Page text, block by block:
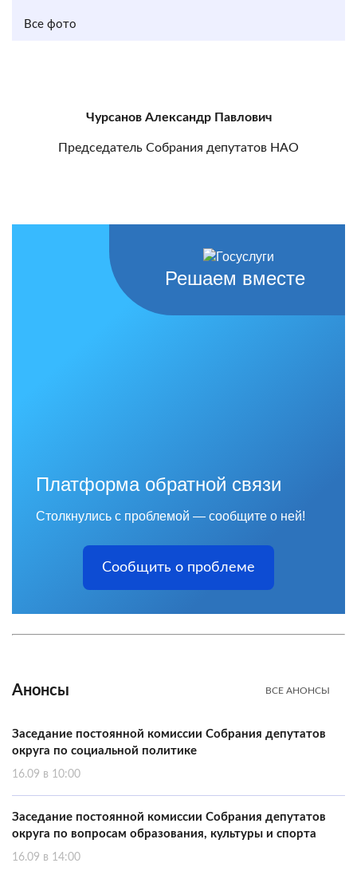
Все фото
Чурсанов Александр Павлович
Председатель Собрания депутатов НАО
Решаем вместе
Платформа обратной связи
Столкнулись с проблемой — сообщите о ней!
Сообщить о проблеме
Анонсы ВСЕ АНОНСЫ
Заседание постоянной комиссии Собрания депутатов
округа по социальной политике
16.09 в 10:00
Заседание постоянной комиссии Собрания депутатов
округа по вопросам образования, культуры и спорта
16.09 в 14:00